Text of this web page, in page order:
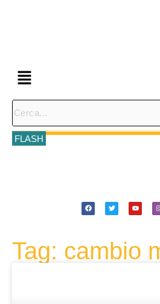
FLASH
Tag: cambio